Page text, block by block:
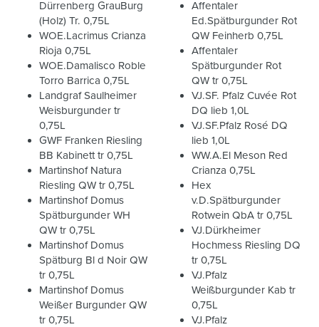
Dürrenberg GrauBurg
(Holz) Tr. 0,75L
WOE.Lacrimus Crianza
Rioja 0,75L
WOE.Damalisco Roble
Torro Barrica 0,75L
Landgraf Saulheimer
Weisburgunder tr
0,75L
GWF Franken Riesling
BB Kabinett tr 0,75L
Martinshof Natura
Riesling QW tr 0,75L
Martinshof Domus
Spätburgunder WH
QW tr 0,75L
Martinshof Domus
Spätburg Bl d Noir QW
tr 0,75L
Martinshof Domus
Weißer Burgunder QW
tr 0,75L
Affentaler
Ed.Spätburgunder Rot
QW Feinherb 0,75L
Affentaler
Spätburgunder Rot
QW tr 0,75L
VJ.SF. Pfalz Cuvée Rot
DQ lieb 1,0L
VJ.SF.Pfalz Rosé DQ
lieb 1,0L
WW.A.El Meson Red
Crianza 0,75L
Hex
v.D.Spätburgunder
Rotwein QbA tr 0,75L
VJ.Dürkheimer
Hochmess Riesling DQ
tr 0,75L
VJ.Pfalz
Weißburgunder Kab tr
0,75L
VJ.Pfalz